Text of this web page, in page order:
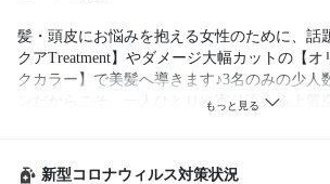
髪・頭皮にお悩みを抱える女性のために、話
クアTreatment】やダメージ大幅カットの【オ
クカラー】で美髪へ導きます♪3名のみの少人
ンだからこそ、一人ひとりに寄り添える上質
新型コロナウィルス対策状況